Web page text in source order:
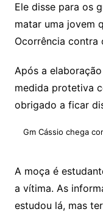
Ele disse para os
matar uma jovem
Ocorrência contra
Após a
medida protetiva
obrigado a ficar
Gm Cássio chega
A moça é
a vítima. As
estudou lá, mas